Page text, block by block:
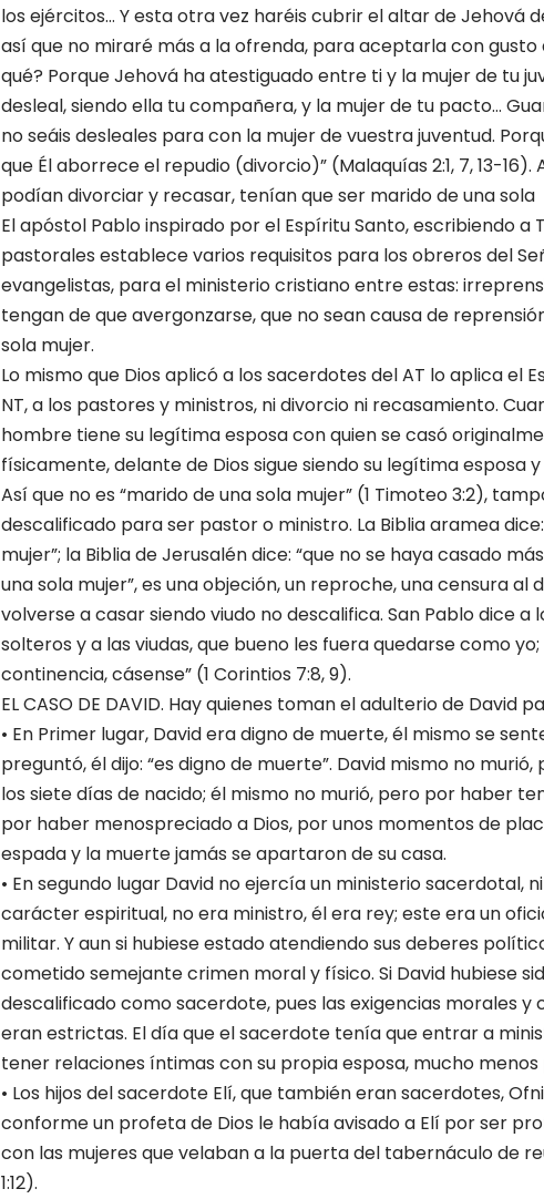
los ejércitos… Y esta otra vez haréis cubrir el altar de Jehová
así que no miraré más a la ofrenda, para aceptarla con gusto
qué? Porque Jehová ha atestiguado entre ti y la mujer de tu
desleal, siendo ella tu compañera, y la mujer de tu pacto…
no seáis desleales para con la mujer de vuestra juventud.
que Él aborrece el repudio (divorcio)” (Malaquías 2:1, 7, 13-
podían divorciar y recasar, tenían que ser marido de una sola
El apóstol Pablo inspirado por el Espíritu Santo, escribiendo a
pastorales establece varios requisitos para los obreros del
evangelistas, para el ministerio cristiano entre estas:
tengan de que avergonzarse, que no sean causa de
sola mujer.
Lo mismo que Dios aplicó a los sacerdotes del AT lo aplica el
NT, a los pastores y ministros, ni divorcio ni recasamiento.
hombre tiene su legítima esposa con quien se casó
físicamente, delante de Dios sigue siendo su legítima esposa
Así que no es “marido de una sola mujer” (1 Timoteo 3:2),
descalificado para ser pastor o ministro. La Biblia aramea
mujer”; la Biblia de Jerusalén dice: “que no se haya casado
una sola mujer”, es una objeción, un reproche, una censura al
volverse a casar siendo viudo no descalifica. San Pablo dice a
solteros y a las viudas, que bueno les fuera quedarse como
continencia, cásense” (1 Corintios 7:8, 9).
EL CASO DE DAVID. Hay quienes toman el adulterio de David
• En Primer lugar, David era digno de muerte, él mismo se
preguntó, él dijo: “es digno de muerte”. David mismo no
los siete días de nacido; él mismo no murió, pero por haber
por haber menospreciado a Dios, por unos momentos de
espada y la muerte jamás se apartaron de su casa.
• En segundo lugar David no ejercía un ministerio sacerdotal,
carácter espiritual, no era ministro, él era rey; este era un
militar. Y aun si hubiese estado atendiendo sus deberes
cometido semejante crimen moral y físico. Si David hubiese
descalificado como sacerdote, pues las exigencias morales
eran estrictas. El día que el sacerdote tenía que entrar a
tener relaciones íntimas con su propia esposa, mucho
• Los hijos del sacerdote Elí, que también eran sacerdotes,
conforme un profeta de Dios le había avisado a Elí por ser
con las mujeres que velaban a la puerta del tabernáculo de
1:12).